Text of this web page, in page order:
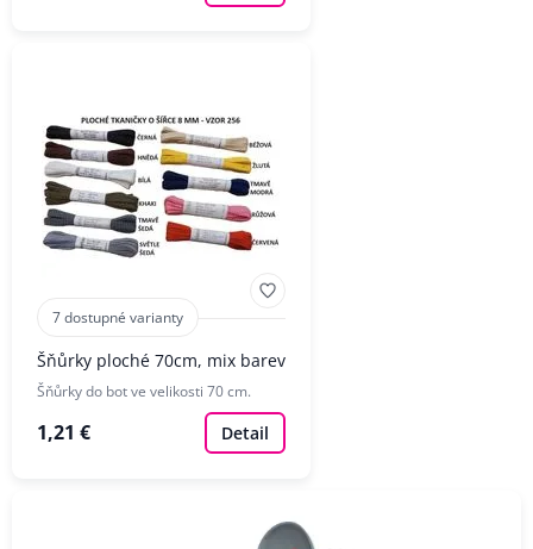
7 dostupné varianty
Šňůrky ploché 70cm, mix barev
Šňůrky do bot ve velikosti 70 cm.
1,21 € Detail